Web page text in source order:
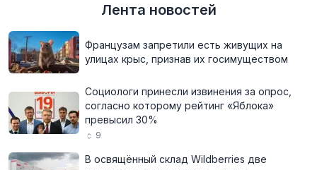
Лента новостей
Французам запретили есть живущих на
улицах крыс, признав их госимуществом
Социологи принесли извинения за опрос,
согласно которому рейтинг «Яблока»
превысил 30%
9
В освящённый склад Wildberries две